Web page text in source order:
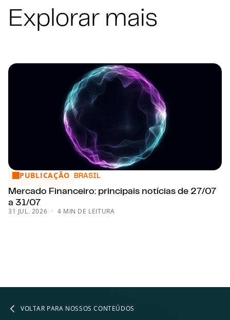
Explorar mais
Mercado Financeiro: principais notícias de 27/07 a 31/07
PUBLICAÇÃO BRASIL
Mercado Financeiro: principais notícias de 27/07
a 31/07
31 JUL. 2026 4 MIN DE LEITURA
VOLTAR PARA NOSSOS CONTEÚDOS